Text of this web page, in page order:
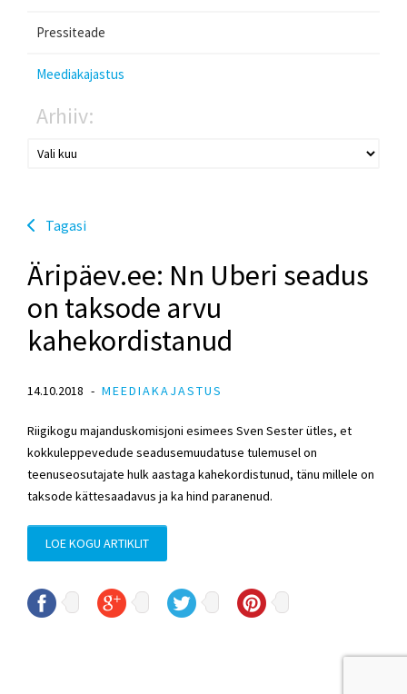
Pressiteade
Meediakajastus
Arhiiv:
Tagasi
Äripäev.ee: Nn Uberi seadus
on taksode arvu
kahekordistanud
14.10.2018 MEEDIAKAJASTUS
Riigikogu majanduskomisjoni esimees Sven Sester ütles, et
kokkuleppevedude seadusemuudatuse tulemusel on
teenuseosutajate hulk aastaga kahekordistunud, tänu millele on
taksode kättesaadavus ja ka hind paranenud.
LOE KOGU ARTIKLIT